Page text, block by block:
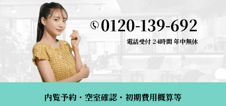
0120-139-692
電話受付 24時間 年中無休
内覧予約・空室確認・初期費用概算等